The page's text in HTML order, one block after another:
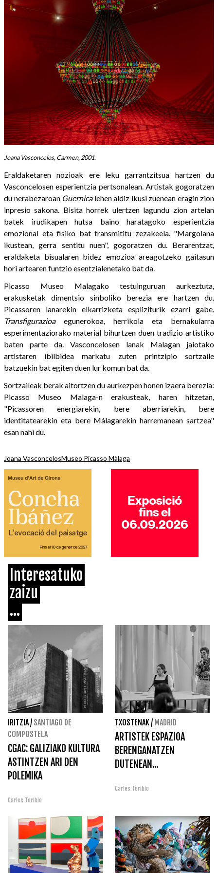
Joana Vasconcelos, Carmen, 2001.
Eraldaketaren nozioak ere leku garrantzitsua hartzen du
Vasconcelosen esperientzia pertsonalean. Artistak gogoratzen
du nerabezaroan Guernicalehen aldiz ikusi zuenean eragin zion
inpresio sakona. Bisita horrek ulertzen lagundu zion artelan
batek irudikapen hutsa baino haratagoko esperientzia
emozional eta fisiko bat transmititu zezakeela. "Margolana
ikustean, gerra sentitu nuen", gogoratzen du. Berarentzat,
eraldaketa bisualaren bidez emozioa areagotzeko gaitasun
hori artearen funtzio esentzialenetako bat da.
Picasso Museo Malagako testuinguruan aurkeztuta,
erakusketak dimentsio sinboliko berezia ere hartzen du.
Picassoren lanarekin elkarrizketa espliziturik ezarri gabe,
Transfigurazioaegunerokoa, herrikoia eta bernakularra
esperimentaziorako material bihurtzen duen tradizio artistiko
baten parte da. Vasconcelosen lanak Malagan jaiotako
artistaren ibilbidea markatu zuten printzipio sortzaile
batzuekin bat egiten duen lur komun bat da.
Sortzaileak berak aitortzen du aurkezpen honen izaera berezia:
Picasso Museo Malaga-n erakusteak, haren hitzetan,
"Picassoren energiarekin, bere aberriarekin, bere
identitatearekin eta bere Málagarekin harremanean sartzea"
esan nahi du.
Joana VasconcelosMuseo Picasso Màlaga
Interesatuko
zaizu
...
IRITZIA/ SANTIAGO DE
COMPOSTELA
CGAC: GALIZIAKO KULTURA
ASTINTZEN ARI DEN
POLEMIKA
Carles Toribio
TXOSTENAK/ MADRID
ARTISTEK ESPAZIOA
BERENGANATZEN
DUTENEAN...
Carles Toribio